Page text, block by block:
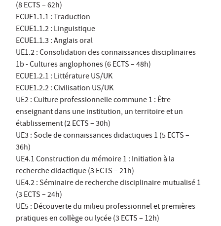
(8 ECTS – 62h)
ECUE1.1.1 : Traduction
ECUE1.1.2 : Linguistique
ECUE1.1.3 : Anglais oral
UE1.2 : Consolidation des connaissances disciplinaires
1b - Cultures anglophones (6 ECTS – 48h)
ECUE1.2.1 : Littérature US/UK
ECUE1.2.2 : Civilisation US/UK
UE2 : Culture professionnelle commune 1 : Être
enseignant dans une institution, un territoire et un
établissement (2 ECTS – 30h)
UE3 : Socle de connaissances didactiques 1 (5 ECTS –
36h)
UE4.1 Construction du mémoire 1 : Initiation à la
recherche didactique (3 ECTS – 21h)
UE4.2 : Séminaire de recherche disciplinaire mutualisé 1
(3 ECTS – 24h)
UE5 : Découverte du milieu professionnel et premières
pratiques en collège ou lycée (3 ECTS – 12h)